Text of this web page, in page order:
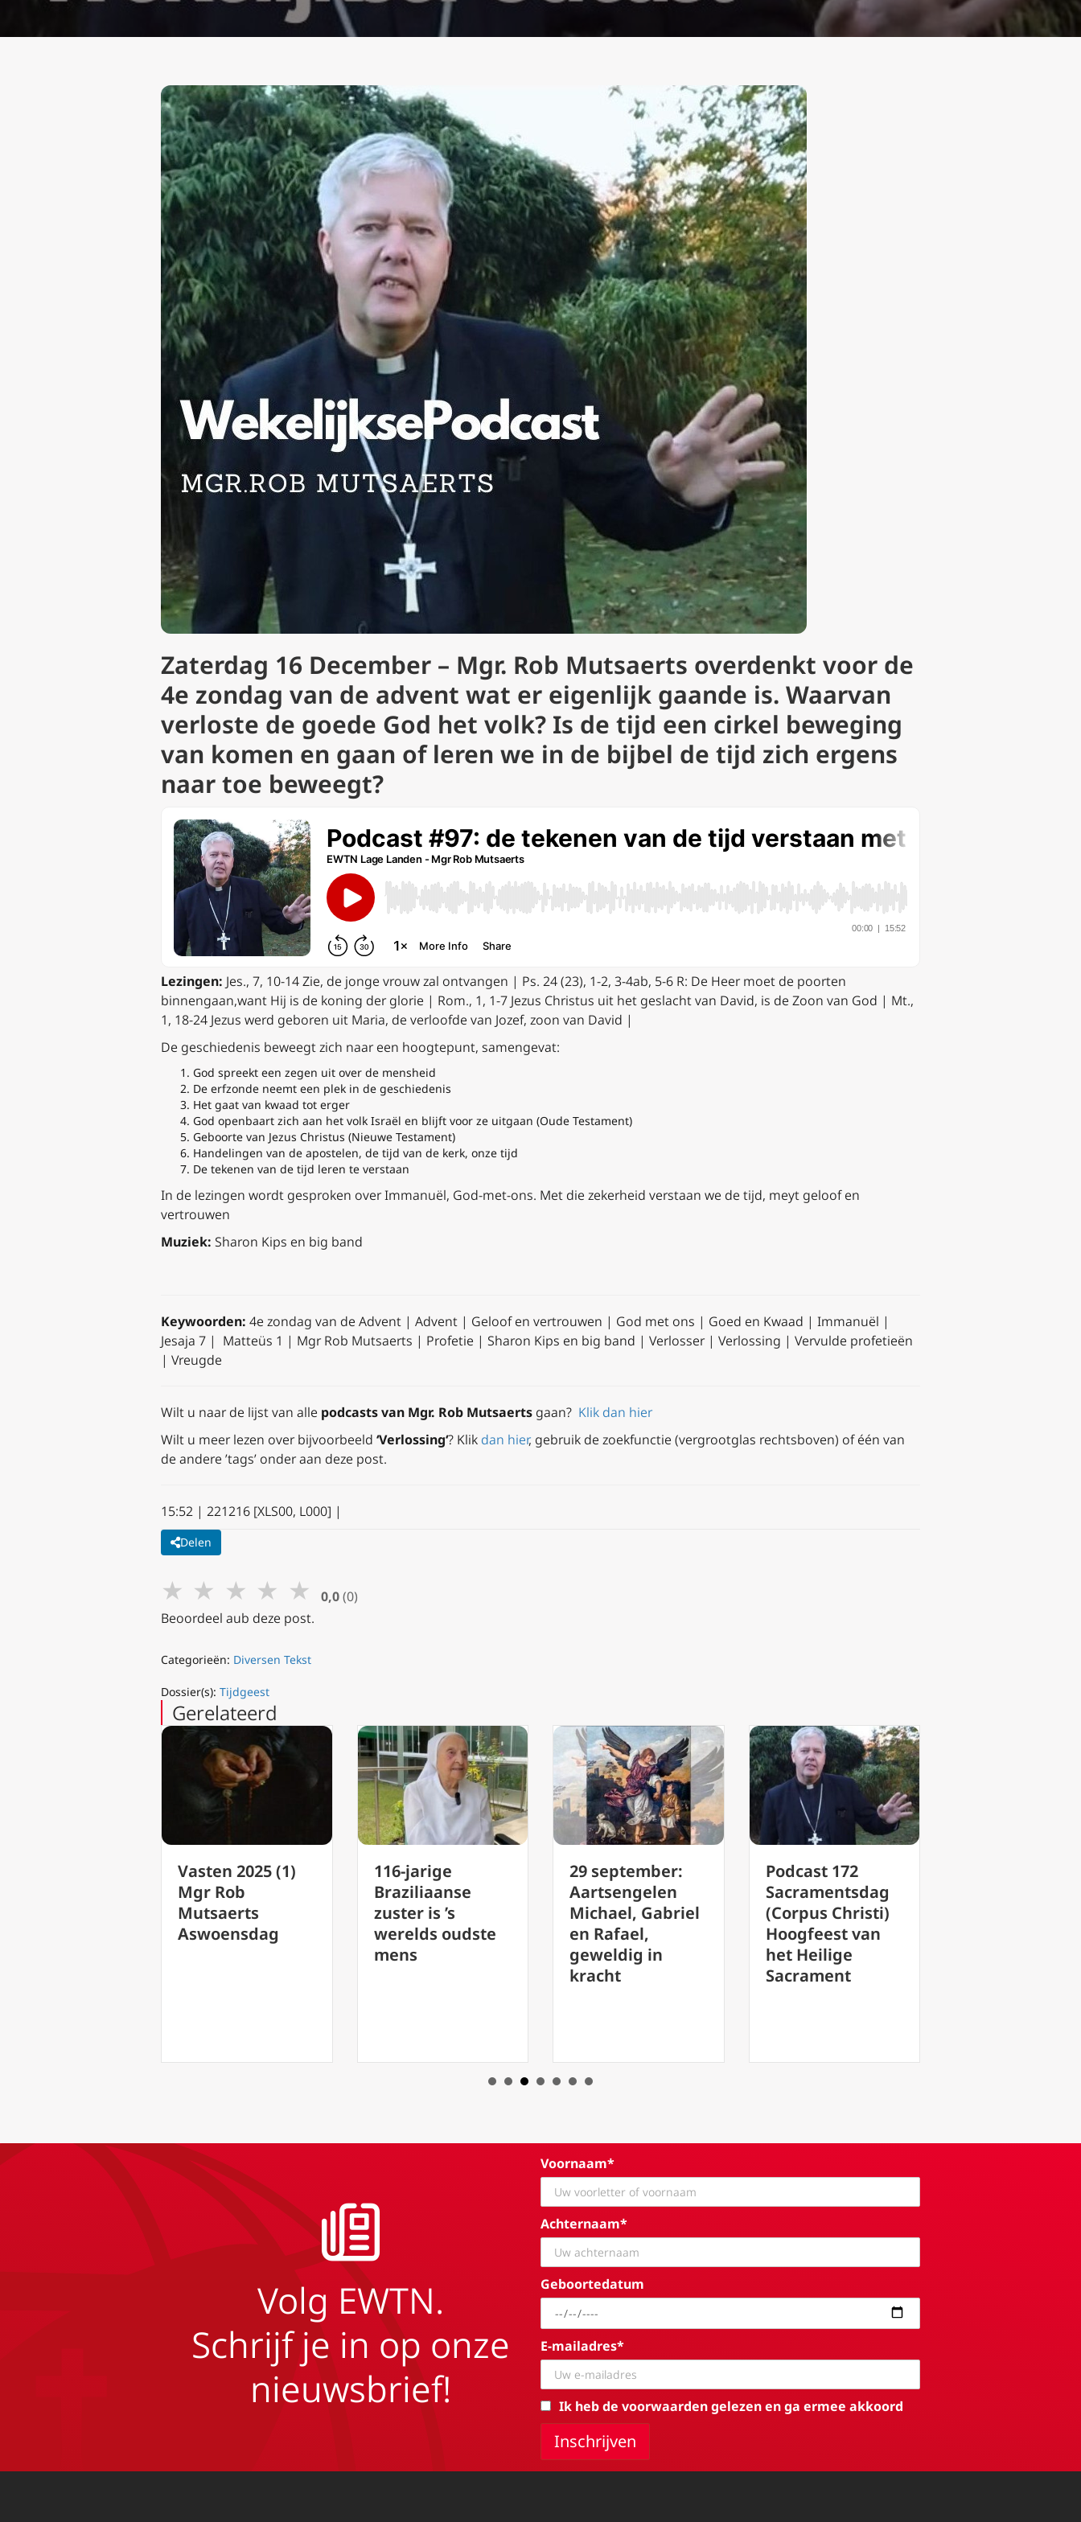
Zaterdag 16 December – Mgr. Rob Mutsaerts overdenkt voor de
4e zondag van de advent wat er eigenlijk gaande is. Waarvan
verloste de goede God het volk? Is de tijd een cirkel beweging
van komen en gaan of leren we in de bijbel de tijd zich ergens
naar toe beweegt?
Lezingen: Jes., 7, 10-14 Zie, de jonge vrouw zal ontvangen | Ps. 24 (23), 1-2, 3-4ab, 5-6 R: De Heer moet de poorten
binnengaan,want Hij is de koning der glorie | Rom., 1, 1-7 Jezus Christus uit het geslacht van David, is de Zoon van God | Mt.,
1, 18-24 Jezus werd geboren uit Maria, de verloofde van Jozef, zoon van David |
De geschiedenis beweegt zich naar een hoogtepunt, samengevat:
God spreekt een zegen uit over de mensheid
De erfzonde neemt een plek in de geschiedenis
Het gaat van kwaad tot erger
God openbaart zich aan het volk Israël en blijft voor ze uitgaan (Oude Testament)
Geboorte van Jezus Christus (Nieuwe Testament)
Handelingen van de apostelen, de tijd van de kerk, onze tijd
De tekenen van de tijd leren te verstaan
In de lezingen wordt gesproken over Immanuël, God-met-ons. Met die zekerheid verstaan we de tijd, meyt geloof en
vertrouwen
Muziek: Sharon Kips en big band
Keywoorden: 4e zondag van de Advent | Advent | Geloof en vertrouwen | God met ons | Goed en Kwaad | Immanuël |
Jesaja 7 | Matteüs 1 | Mgr Rob Mutsaerts | Profetie | Sharon Kips en big band | Verlosser | Verlossing | Vervulde profetieën
| Vreugde
Wilt u naar de lijst van alle podcasts van Mgr. Rob Mutsaerts gaan? Klik dan hier
Wilt u meer lezen over bijvoorbeeld ‘Verlossing‘? Klik dan hier, gebruik de zoekfunctie (vergrootglas rechtsboven) of één van
de andere ’tags’ onder aan deze post.
15:52 | 221216 [XLS00, L000] |
Delen
★ ★ ★ ★ ★ 0,0 (0)
Beoordeel aub deze post.
Categorieën: Diversen Tekst
Dossier(s): Tijdgeest
Gerelateerd
116-jarige
Braziliaanse
zuster is ’s
werelds oudste
29 september:
Aartsengelen
Michael, Gabriel
en Rafael,
geweldig in
Podcast 172
Sacramentsdag
(Corpus Christi)
Hoogfeest van
het Heilige
Sacrament
Podcast 165
Barmhartigheids
zondag Heer
wees mij
zondaar genadig
Eerste zondag na
Volg EWTN.
Schrijf je in op onze
nieuwsbrief!
Voornaam*
Achternaam*
Geboortedatum
E-mailadres*
Ik heb de voorwaarden gelezen en ga ermee akkoord